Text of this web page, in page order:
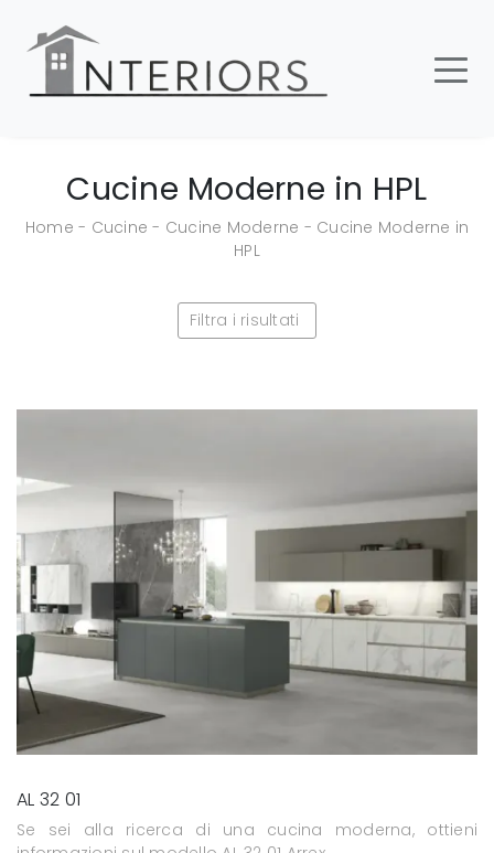
Cucine Moderne in HPL
Home - Cucine - Cucine Moderne - Cucine Moderne in
HPL
Filtra i risultati
AL 32 01
Se sei alla ricerca di una cucina moderna, ottieni